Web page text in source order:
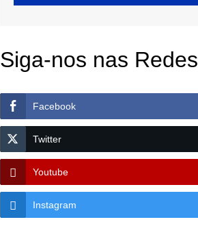
Siga-nos nas Redes
Facebook
Twitter
Youtube
Instagram